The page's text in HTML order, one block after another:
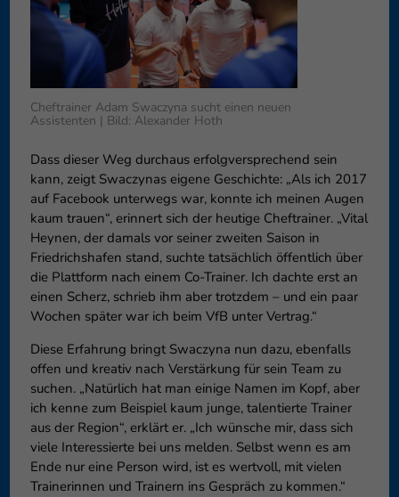
Cheftrainer Adam Swaczyna sucht einen neuen
Assistenten | Bild: Alexander Hoth
Dass dieser Weg durchaus erfolgversprechend sein
kann, zeigt Swaczynas eigene Geschichte: „Als ich 2017
auf Facebook unterwegs war, konnte ich meinen Augen
kaum trauen“, erinnert sich der heutige Cheftrainer. „Vital
Heynen, der damals vor seiner zweiten Saison in
Friedrichshafen stand, suchte tatsächlich öffentlich über
die Plattform nach einem Co-Trainer. Ich dachte erst an
einen Scherz, schrieb ihm aber trotzdem – und ein paar
Wochen später war ich beim VfB unter Vertrag.“
Diese Erfahrung bringt Swaczyna nun dazu, ebenfalls
offen und kreativ nach Verstärkung für sein Team zu
suchen. „Natürlich hat man einige Namen im Kopf, aber
ich kenne zum Beispiel kaum junge, talentierte Trainer
aus der Region“, erklärt er. „Ich wünsche mir, dass sich
viele Interessierte bei uns melden. Selbst wenn es am
Ende nur eine Person wird, ist es wertvoll, mit vielen
Trainerinnen und Trainern ins Gespräch zu kommen.“
können Ihre Einwilligung zu ganzen Kategorien geben oder sich
weitere Informationen anzeigen lassen und so nur bestimmte
Cookies auswählen.
Speichern Nur essenzielle Cookies akzeptieren
Zurück
Essenziell (1)
Essenzielle Cookies ermöglichen grundlegende Funktionen und sind für
die einwandfreie Funktion der Website erforderlich.
Cookie-Informationen anzeigen
Externe Medien (6)
Inhalte von Videoplattformen und Social-Media-Plattformen werden
standardmäßig blockiert. Wenn Cookies von externen Medien akzeptiert
werden, bedarf der Zugriff auf diese Inhalte keiner manuellen
Einwilligung mehr.
Cookie-Informationen anzeigen
Datenschutzerklärung Impressum